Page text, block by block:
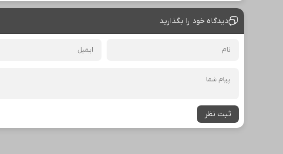
مطالب پیشنهادی
ساینا داری برای فروش؟ با کارنامه به
🎯 چشم‌هایی زیباتر، نگاهی جوان‌تر! ✨
25% تخفیف بلفاروپلاستی